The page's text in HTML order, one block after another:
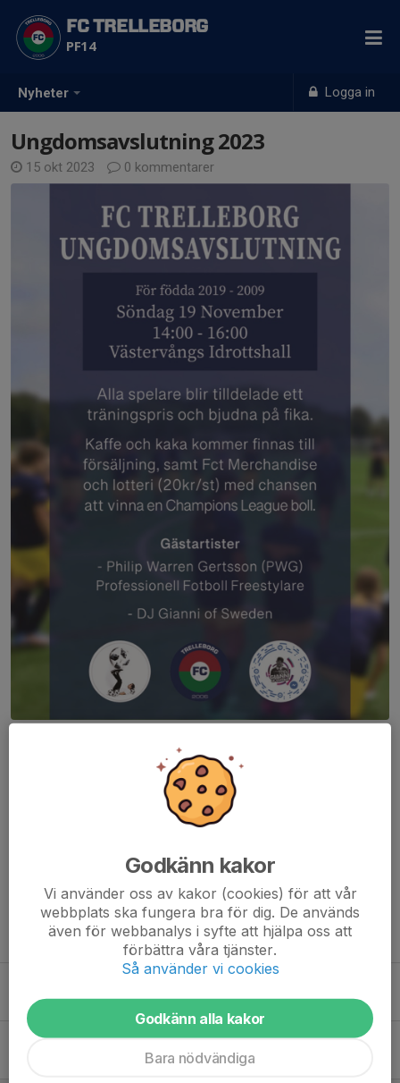
Nyheter Logga in
FC TRELLEBORG
PF14
Ungdomsavslutning 2023
15 okt 2023 0 kommentarer
Tidigare nyheter
3 maj 2025 0
Sista fyspasset
0
Godkänn kakor
Vi använder oss av kakor (cookies) för att vår
webbplats ska fungera bra för dig. De används
även för webbanalys i syfte att hjälpa oss att
förbättra våra tjänster.
Så använder vi cookies
Godkänn alla kakor
Bara nödvändiga